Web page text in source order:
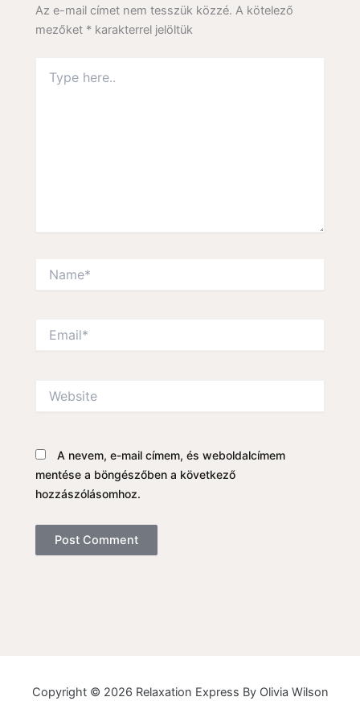
Az e-mail címet nem tesszük közzé. A kötelező
mezőket * karakterrel jelöltük
here..
A nevem, e-mail címem, és weboldalcímem
mentése a böngészőben a következő
hozzászólásomhoz.
Copyright © 2026 Relaxation Express By Olivia Wilson